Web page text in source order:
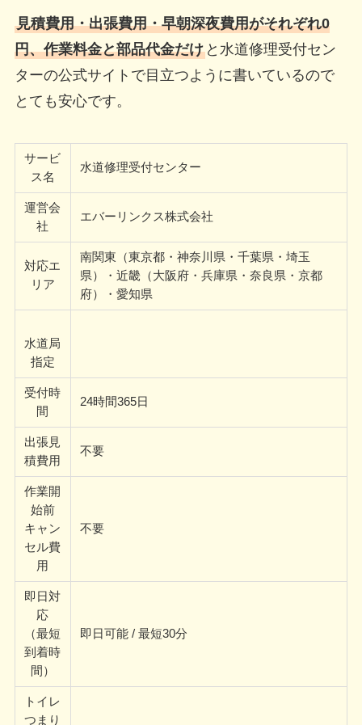
見積費用・出張費用・早朝深夜費用がそれぞれ0
円、作業料金と部品代金だけと水道修理受付セン
ターの公式サイトで目立つように書いているので
とても安心です。
サービ
ス名
水道修理受付センター
運営会
社
エバーリンクス株式会社
対応エ
リア
南関東（東京都・神奈川県・千葉県・埼玉
県）・近畿（大阪府・兵庫県・奈良県・京都
府）・愛知県
水道局
指定
受付時
間
24時間365日
出張見
積費用
不要
作業開
始前
キャン
セル費
用
不要
即日対
応
（最短
到着時
間）
即日可能 / 最短30分
トイレ
つまり